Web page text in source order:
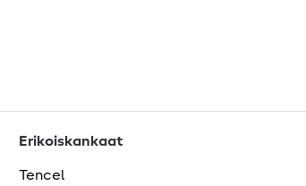
Erikoiskankaat
Tencel